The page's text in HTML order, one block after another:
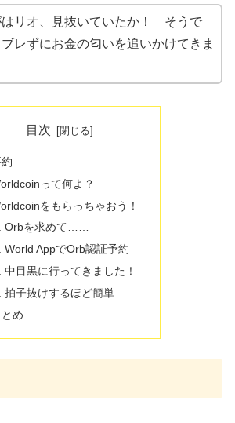
はリオ、見抜いていたか！ そうで
レずにお金の匂いを追いかけてきま
目次
って何よ？
をもらっちゃおう！
Orbを求めて……
World AppでOrb認証予約
中目黒に行ってきました！
拍子抜けするほど簡単
とめ